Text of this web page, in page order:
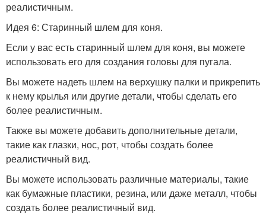
реалистичным.
Идея 6: Старинный шлем для коня.
Если у вас есть старинный шлем для коня, вы можете
использовать его для создания головы для пугала.
Вы можете надеть шлем на верхушку палки и прикрепить
к нему крылья или другие детали, чтобы сделать его
более реалистичным.
Также вы можете добавить дополнительные детали,
такие как глазки, нос, рот, чтобы создать более
реалистичный вид.
Вы можете использовать различные материалы, такие
как бумажные пластики, резина, или даже металл, чтобы
создать более реалистичный вид.